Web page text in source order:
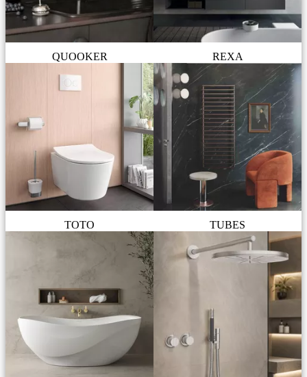
QUOOKER REXA
TOTO TUBES